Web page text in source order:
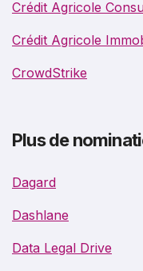
Crédit Agricole
Crédit Agricole
CrowdStrike
Plus de
Dagard
Dashlane
Data Legal Drive